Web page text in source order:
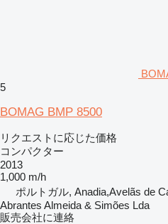
5
BOMAG BMP 8500
リクエストに応じた価格
コンパクター
2013
1,000 m/h
ポルトガル, Anadia,Avelãs de
Abrantes Almeida & Simões Lda
販売会社に連絡